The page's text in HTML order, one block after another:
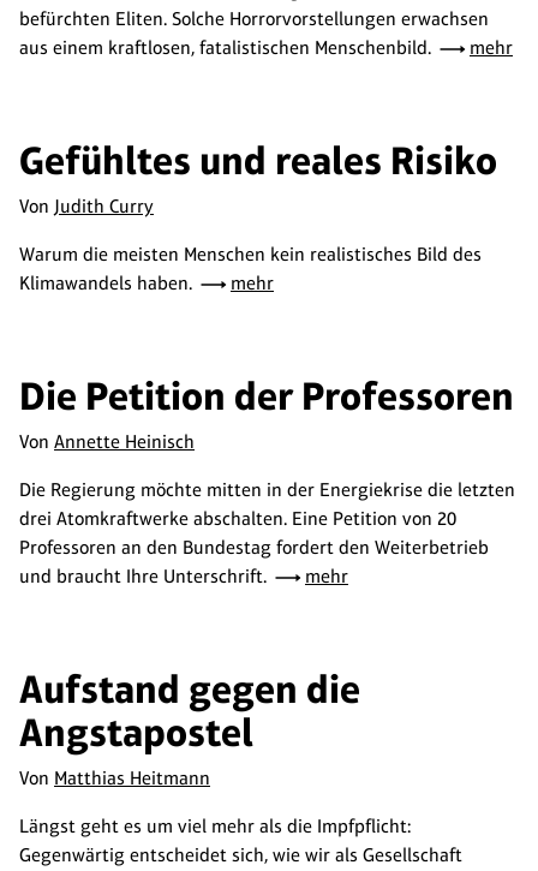
befürchten Eliten. Solche Horrorvorstellungen erwachsen
aus einem kraftlosen, fatalistischen Menschenbild.
mehr
Gefühltes und reales Risiko
Von Judith Curry
Warum die meisten Menschen kein realistisches Bild des
Klimawandels haben.
mehr
Die Petition der Professoren
Von Annette Heinisch
Die Regierung möchte mitten in der Energiekrise die letzten
drei Atomkraftwerke abschalten. Eine Petition von 20
Professoren an den Bundestag fordert den Weiterbetrieb
und braucht Ihre Unterschrift.
mehr
Aufstand gegen die
Angstapostel
Von Matthias Heitmann
Längst geht es um viel mehr als die Impfpflicht:
Gegenwärtig entscheidet sich, wie wir als Gesellschaft